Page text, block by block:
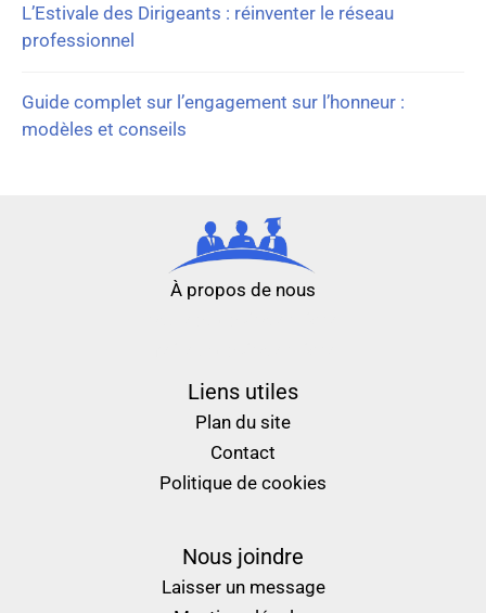
L’Estivale des Dirigeants : réinventer le réseau
professionnel
Guide complet sur l’engagement sur l’honneur :
modèles et conseils
À propos de nous
Liens utiles
Plan du site
Contact
Politique de cookies
Nous joindre
Laisser un message